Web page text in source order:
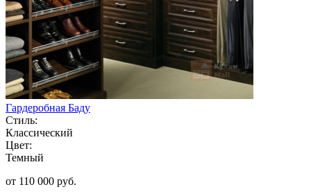
Гардеробная Баду
Стиль:
Классический
Цвет:
Темный
от 110 000 руб.